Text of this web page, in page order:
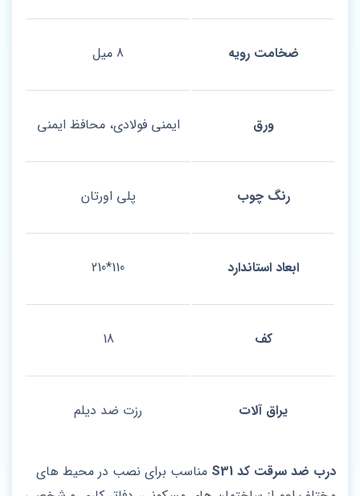
ضخامت رویه 8 میل
ورق ایمنی فولادی، محافظ ایمنی
رنگ چوب پلی اورتان
ابعاد استاندارد 110*210
کف 18
یراق آلات رزت ضد دیلم
درب ضد سرقت کد S31
مناسب برای نصب در محیط های